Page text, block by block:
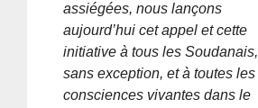
assiégées, nous lançons
aujourd’hui cet appel et cette
initiative à tous les Soudanais,
sans exception, et à toutes les
consciences vivantes dans le